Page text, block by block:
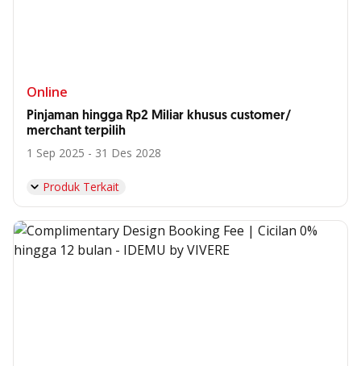
Online
Pinjaman hingga Rp2 Miliar khusus customer/
merchant terpilih
1 Sep 2025 - 31 Des 2028
Produk Terkait